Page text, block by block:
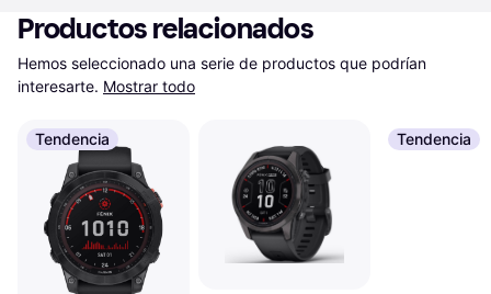
Productos relacionados
Hemos seleccionado una serie de productos que podrían
interesarte. Mostrar todo
Tendencia Tendencia